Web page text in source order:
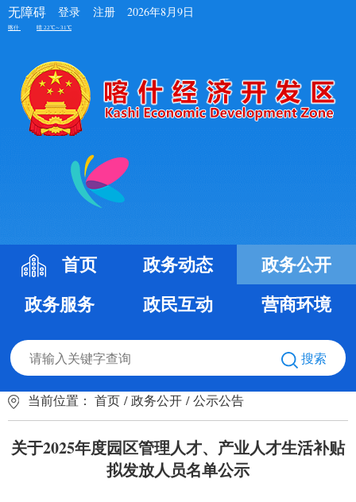
无障碍 登录 注册 2026年8月9日
首页 政务动态
政务公开
政务服务
政民互动 营商环境
搜索
当前位置： 首页 /政务公开 /公示公告
关于2025年度园区管理人才、产业人才生活补贴
拟发放人员名单公示